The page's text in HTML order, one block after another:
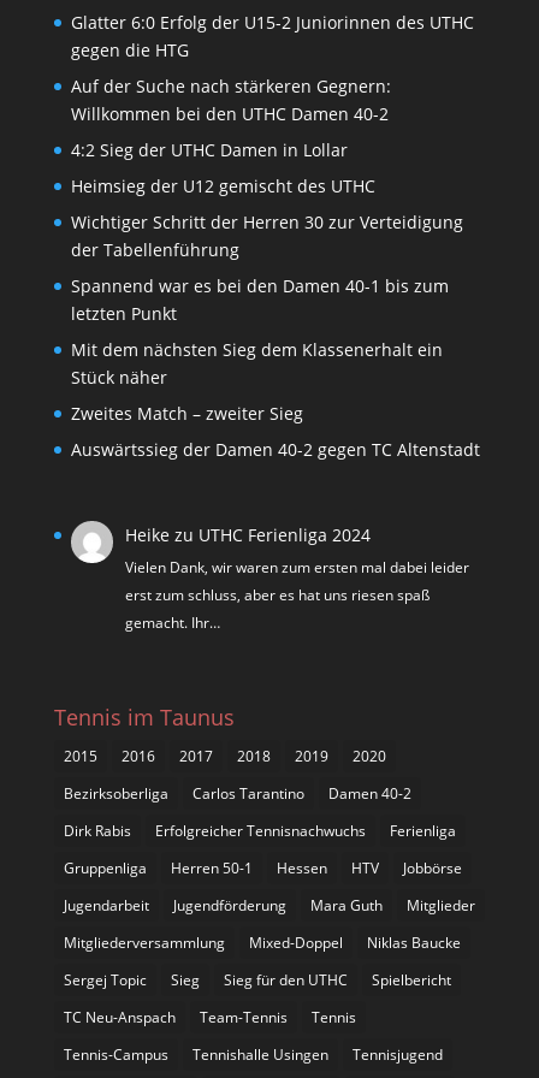
Glatter 6:0 Erfolg der U15-2 Juniorinnen des UTHC
gegen die HTG
Auf der Suche nach stärkeren Gegnern:
Willkommen bei den UTHC Damen 40-2
4:2 Sieg der UTHC Damen in Lollar
Heimsieg der U12 gemischt des UTHC
Wichtiger Schritt der Herren 30 zur Verteidigung
der Tabellenführung
Spannend war es bei den Damen 40-1 bis zum
letzten Punkt
Mit dem nächsten Sieg dem Klassenerhalt ein
Stück näher
Zweites Match – zweiter Sieg
Auswärtssieg der Damen 40-2 gegen TC Altenstadt
Heike zu UTHC Ferienliga 2024
Vielen Dank, wir waren zum ersten mal dabei leider
erst zum schluss, aber es hat uns riesen spaß
gemacht. Ihr…
Tennis im Taunus
2015 2016 2017 2018 2019
2020
Bezirksoberliga
Carlos Tarantino
Damen 40-2
Dirk Rabis
Erfolgreicher Tennisnachwuchs
Ferienliga
Gruppenliga
Herren 50-1 Hessen HTV
Jobbörse
Jugendarbeit
Jugendförderung Mara Guth
Mitglieder
Mitgliederversammlung
Mixed-Doppel
Niklas Baucke
Sergej Topic
Sieg Sieg für den UTHC
Spielbericht
TC Neu-Anspach
Team-Tennis
Tennis
Tennis-Campus
Tennishalle Usingen Tennisjugend